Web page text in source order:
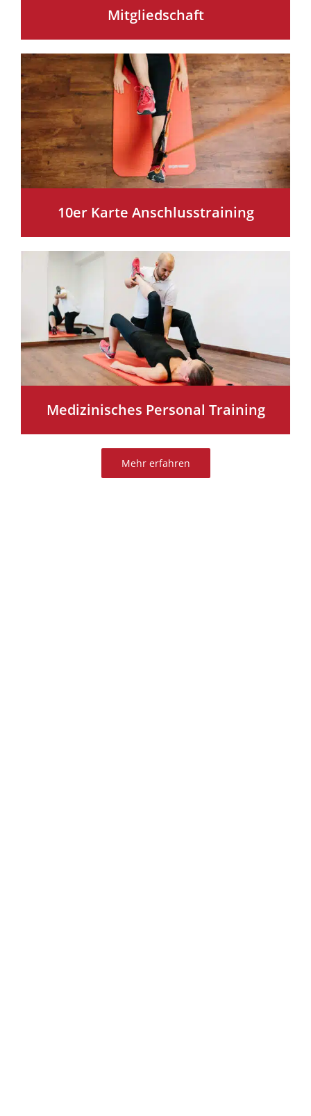
Mitgliedschaft
10er Karte Anschlusstraining
Medizinisches Personal Training
Mehr erfahren